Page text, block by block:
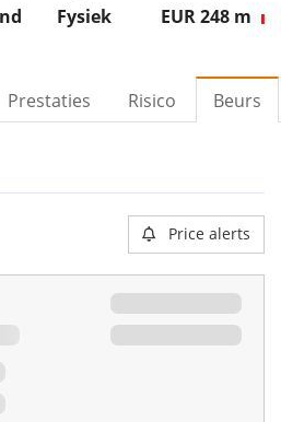
Fysiek
EUR 248 m
Prestaties Risico Beurs
Price alerts